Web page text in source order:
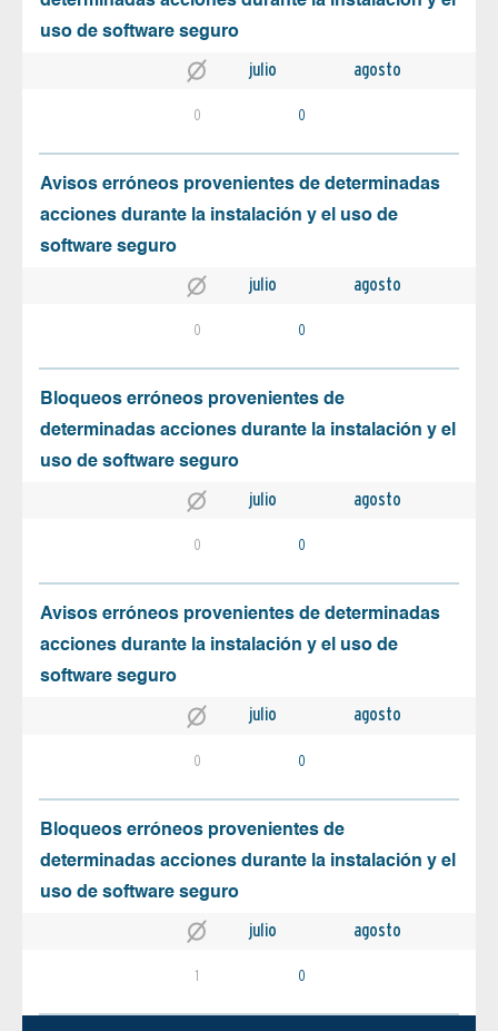
uso de software seguro
julio agosto
0 0
Avisos erróneos provenientes de determinadas
acciones durante la instalación y el uso de
software seguro
julio agosto
0 0
Bloqueos erróneos provenientes de
determinadas acciones durante la instalación y el
uso de software seguro
julio agosto
0 0
Avisos erróneos provenientes de determinadas
acciones durante la instalación y el uso de
software seguro
julio agosto
0 0
Bloqueos erróneos provenientes de
determinadas acciones durante la instalación y el
uso de software seguro
julio agosto
1 0